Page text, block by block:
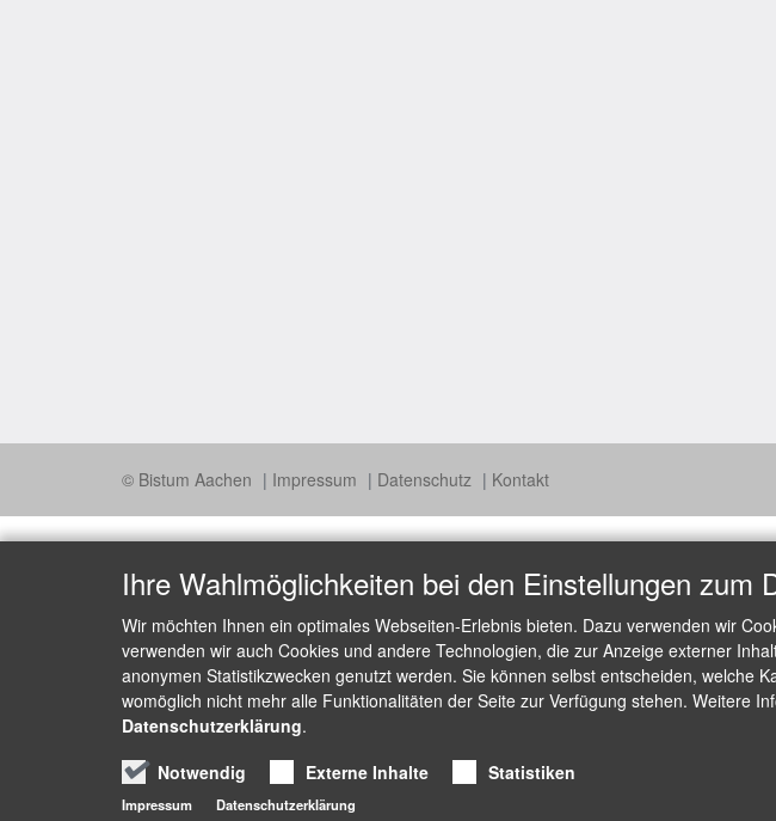
© Bistum Aachen Impressum Datenschutz Kontakt
Ihre Wahlmöglichkeiten bei den Einstellungen zum
Wir möchten Ihnen ein optimales Webseiten-Erlebnis bieten. Dazu verwenden wir
verwenden wir auch Cookies und andere Technologien, die zur Anzeige externer
anonymen Statistikzwecken genutzt werden. Sie können selbst entscheiden, welche
womöglich nicht mehr alle Funktionalitäten der Seite zur Verfügung stehen. Weitere
Datenschutzerklärung.
Notwendig
Externe Inhalte Statistiken
Impressum Datenschutzerklärung